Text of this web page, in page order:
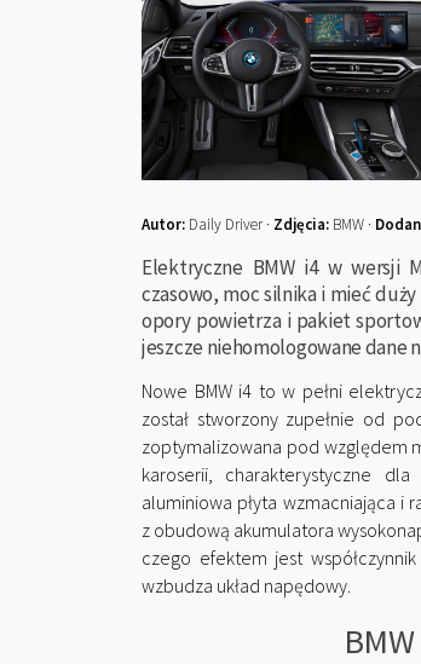
Autor: Daily Driver · Zdjęcia: BMW ·
Elektryczne BMW i4 w wersji
czasowo, moc silnika i mieć
opory powietrza i pakiet
jeszcze niehomologowane dane
Nowe BMW i4 to w pełni
został stworzony zupełnie od
zoptymalizowana pod względem
karoserii, charakterystyczne
aluminiowa płyta wzmacniająca i
z obudową akumulatora
czego efektem jest
wzbudza układ napędowy.